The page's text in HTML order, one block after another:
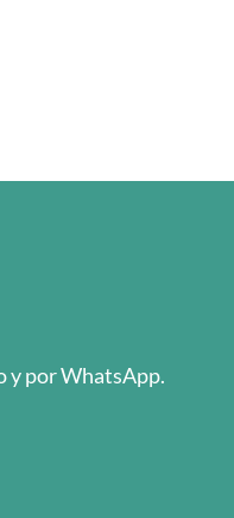
y por WhatsApp.